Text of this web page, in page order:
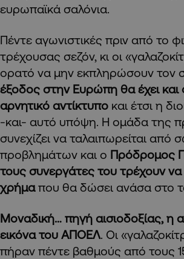
ευρωπαϊκά σαλόνια.
Πέντε αγωνιστικές πριν από το
τρέχουσας σεζόν, κι οι
ορατό να μην εκπληρώσουν τον
έξοδος στην Ευρώπη θα έχει και
αρνητικό αντίκτυπο και έτσι η
-και- αυτό υπόψη. Η ομάδα της
συνεχίζει να ταλαιπωρείται από
προβλημάτων και ο Πρόδρομος
τους συνεργάτες του τρέχουν
χρήμαπου θα δώσει ανάσα στο
Μοναδική… πηγή αισιοδοξίας, η
εικόνα του ΑΠΟΕΛ. Οι
πήραν πέντε βαθμούς από τους